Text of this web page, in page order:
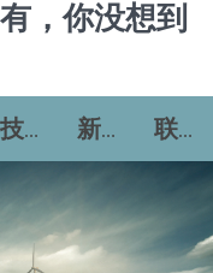
技术论坛 新闻资讯 联系我们
，你没想到